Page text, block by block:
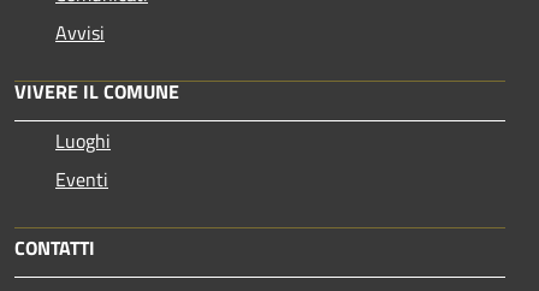
Avvisi
VIVERE IL COMUNE
Luoghi
Eventi
CONTATTI